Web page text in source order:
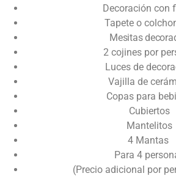
Decoración con
Tapete o
Mesitas
2 cojines por
Luces de
Vajilla de
Copas para
Cubiertos
Mantelitos
4 Mantas
Para 4
(Precio adicional por